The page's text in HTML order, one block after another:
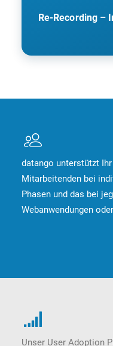
Re-Recording –
datango unterstützt
Mitarbeitenden bei
Phasen und das bei
Webanwendungen
Unser User Adoption